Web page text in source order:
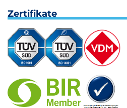
Zertifikate